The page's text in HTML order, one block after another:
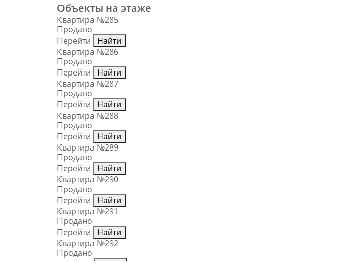
Объекты на этаже
Квартира №285
Продано
Перейти
Найти
Квартира №286
Продано
Перейти
Найти
Квартира №287
Продано
Перейти
Найти
Квартира №288
Продано
Перейти
Найти
Квартира №289
Продано
Перейти
Найти
Квартира №290
Продано
Перейти
Найти
Квартира №291
Продано
Перейти
Найти
Квартира №292
Продано